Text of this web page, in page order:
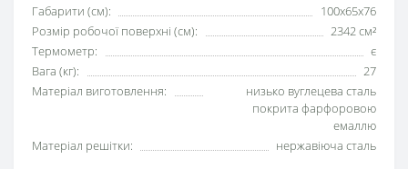
Габарити (см):
100х65х76
Розмір робочої поверхні (см):
2342 см²
Термометр:
є
Вага (кг):
27
Матеріал виготовлення:
низько вуглецева сталь
покрита фарфоровою
емаллю
Матеріал решітки:
нержавіюча сталь